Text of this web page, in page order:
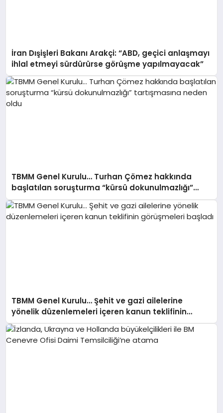
İran Dışişleri Bakanı Arakçi: “ABD, geçici anlaşmayı
ihlal etmeyi sürdürürse görüşme yapılmayacak”
TBMM Genel Kurulu… Turhan Çömez hakkında
başlatılan soruşturma “kürsü dokunulmazlığı”
tartışmasına neden oldu
TBMM Genel Kurulu… Şehit ve gazi ailelerine
yönelik düzenlemeleri içeren kanun teklifinin
görüşmeleri başladı